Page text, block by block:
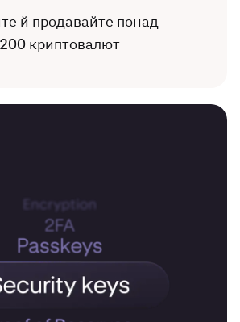
й продавайте понад
200 криптовалют